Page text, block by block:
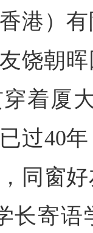
港）
饶朝
着厦
过40
同窗
长寄